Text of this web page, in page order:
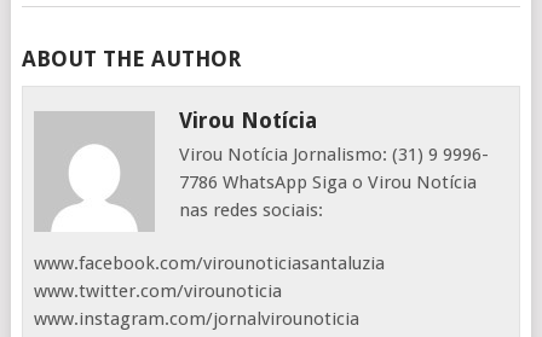
ABOUT THE AUTHOR
Virou Notícia
Virou Notícia Jornalismo: (31) 9 9996-
7786 WhatsApp Siga o Virou Notícia
nas redes sociais:
www.facebook.com/virounoticiasantaluzia
www.twitter.com/virounoticia
www.instagram.com/jornalvirounoticia